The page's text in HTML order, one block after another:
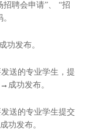
招聘会申请”、 “招
成功发布。
送的专业学生，提
→ 成功发布。
送的专业学生提交
成功发布。